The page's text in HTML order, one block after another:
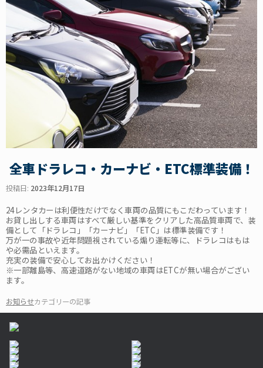
全車ドラレコ・カーナビ・ETC標準装備！
投稿日: 2023年12月17日
24レンタカーは利便性だけでなく車両の品質にもこだわっています！
お貸し出しする車両はすべて厳しい基準をクリアした高品質車両で、装
備として「ドラレコ」「カーナビ」「ETC」は標準装備です！
万が一の事故や近年問題視されている煽り運転等に、ドラレコはもは
や必需品といえます。
充実の装備で安心してお出かけください！
※一部離島等、高速道路がない地域の車両はETCが無い場合がござい
ます。
お知らせカテゴリーの記事